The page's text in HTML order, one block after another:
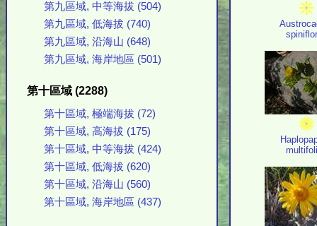
第九區域, 中等海拔 (504)
第九區域, 低海拔 (740)
第九區域, 沿海山 (648)
第九區域, 海岸地區 (501)
第十區域 (2288)
第十區域, 極端海拔 (72)
第十區域, 高海拔 (175)
第十區域, 中等海拔 (424)
第十區域, 低海拔 (620)
第十區域, 沿海山 (560)
第十區域, 海岸地區 (437)